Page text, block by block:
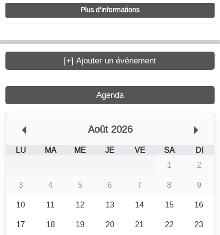
Plus d'informations
Agenda
Août 2026
LU MA ME JE VE SA
DI
1
2
3
4 5 6 7 8
9
10
11 12 13 14 15
16
17
18 19 20 21 22
23
[+] Ajouter un évènement